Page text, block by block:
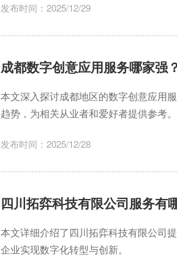
发布时间：2025/12/29
成都数字创意应用服务哪家强
本文深入探讨成都地区的数字创意应用
趋势，为相关从业者和爱好者提供参考。
发布时间：2025/12/28
四川拓弈科技有限公司服务有
本文详细介绍了四川拓弈科技有限公司
企业实现数字化转型与创新。